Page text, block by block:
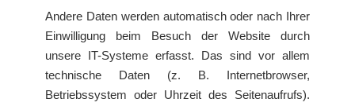
Andere Daten werden automatisch oder nach Ihrer
Einwilligung beim Besuch der Website durch
unsere IT-Systeme erfasst. Das sind vor allem
technische Daten (z. B. Internetbrowser,
Betriebssystem oder Uhrzeit des Seitenaufrufs).